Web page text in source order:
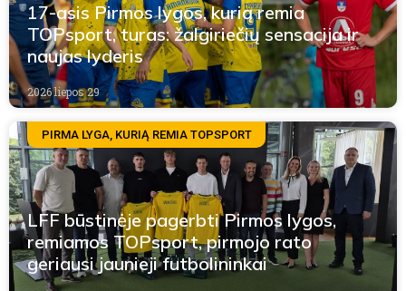
17-asis Pirmos lygos, kurią remia
TOPsport, turas: žalgiriečių sensacija ir
naujas lyderis
2026 liepos 29
PIRMA LYGA, KURIĄ REMIA TOPSPORT
LFF būstinėje pagerbti Pirmos lygos,
remiamos TOPsport, pirmojo rato
geriausi jaunieji futbolininkai